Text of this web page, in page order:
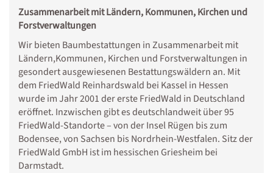
Zusammenarbeit mit Ländern, Kommunen, Kirchen und
Forstverwaltungen
Wir bieten Baumbestattungen in Zusammenarbeit mit
Ländern,Kommunen, Kirchen und Forstverwaltungen in
gesondert ausgewiesenen Bestattungswäldern an. Mit
dem FriedWald Reinhardswald bei Kassel in Hessen
wurde im Jahr 2001 der erste FriedWald in Deutschland
eröffnet. Inzwischen gibt es deutschlandweit über 95
FriedWald-Standorte – von der Insel Rügen bis zum
Bodensee, von Sachsen bis Nordrhein-Westfalen. Sitz der
FriedWald GmbH ist im hessischen Griesheim bei
Darmstadt.